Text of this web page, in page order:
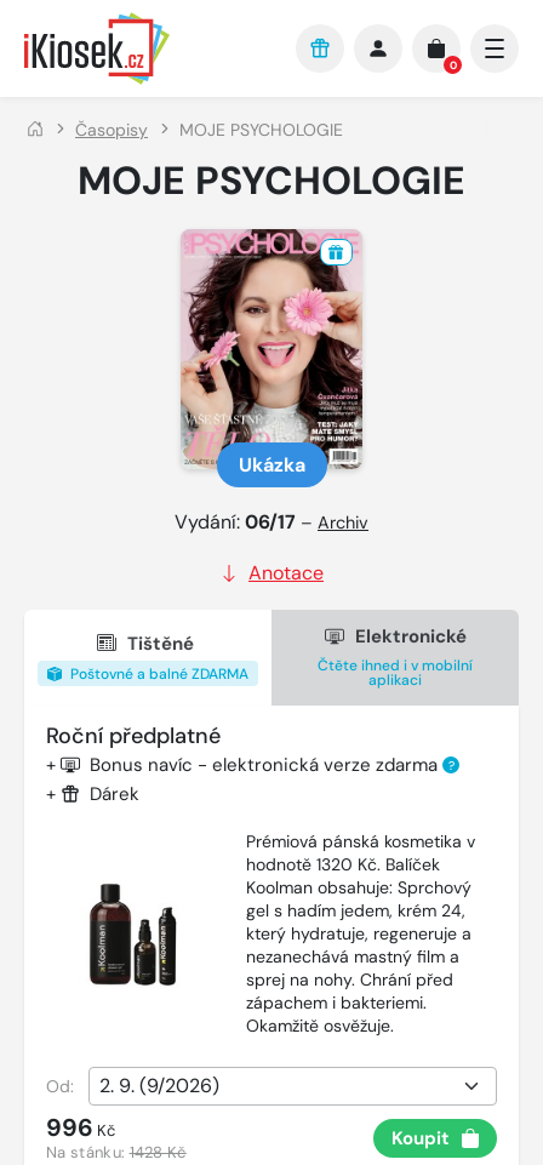
Přejít na hlavní obsah
0
Časopisy MOJE PSYCHOLOGIE
MOJE PSYCHOLOGIE
Ukázka
Vydání:06/17 – Archiv
Anotace
Tištěné
Poštovné a balné ZDARMA
Elektronické
Čtěte ihned i v mobilní
aplikaci
Roční předplatné
+ Bonus navíc - elektronická verze zdarma ?
+ Dárek
Prémiová pánská kosmetika v
hodnotě 1320 Kč. Balíček
Koolman obsahuje: Sprchový
gel s hadím jedem, krém 24,
který hydratuje, regeneruje a
nezanechává mastný film a
sprej na nohy. Chrání před
zápachem i bakteriemi.
Okamžitě osvěžuje.
Od:
996 Kč
Na stánku:1428 Kč
Koupit